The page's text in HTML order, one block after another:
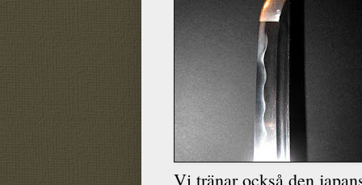
Vi tränar också den